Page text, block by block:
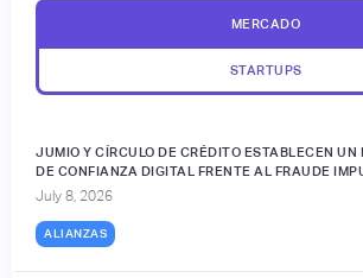
MERCADO
STARTUPS
JUMIO Y CÍRCULO DE CRÉDITO ESTABLECEN UN
DE CONFIANZA DIGITAL FRENTE AL FRAUDE
July 8, 2026
ALIANZAS